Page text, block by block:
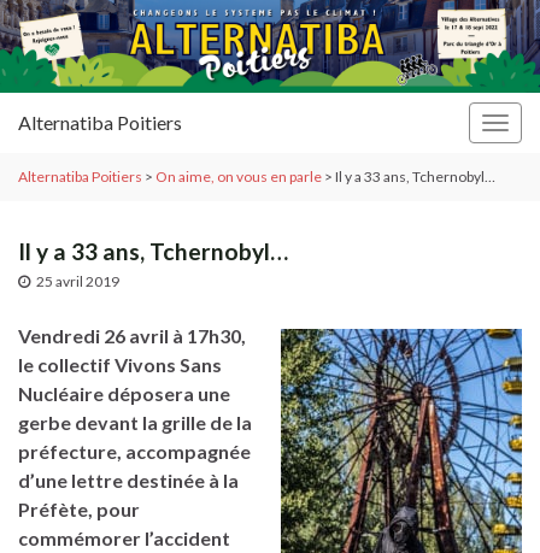
Alternatiba Poitiers
Alternatiba Poitiers > On aime, on vous en parle > Il y a 33 ans, Tchernobyl…
Il y a 33 ans, Tchernobyl…
25 avril 2019
Vendredi 26 avril à 17h30,
le collectif Vivons Sans
Nucléaire déposera une
gerbe devant la grille de la
préfecture, accompagnée
d’une lettre destinée à la
Préfète, pour
commémorer l’accident